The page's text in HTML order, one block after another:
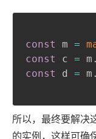
const m =
const
c = m .
const
d = m .
所以，最终要解决
的实例，这样可确